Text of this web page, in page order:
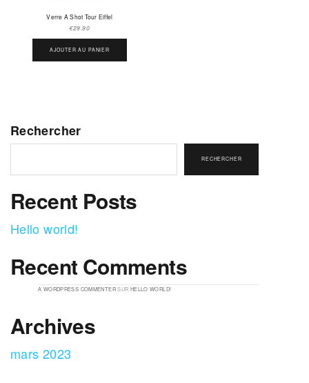
Verre A Shot Tour Eiffel
€29.90
AJOUTER AU PANIER
Rechercher
RECHERCHER
Recent Posts
Hello world!
Recent Comments
A WORDPRESS COMMENTERSUR HELLO WORLD!
Archives
mars 2023